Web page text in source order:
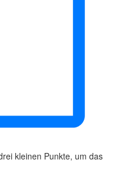
kleinen Punkte, um das